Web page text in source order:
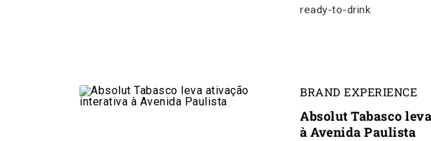
ready-to-drink
BRAND EXPERIENCE
Absolut Tabasco
à Avenida Paulista